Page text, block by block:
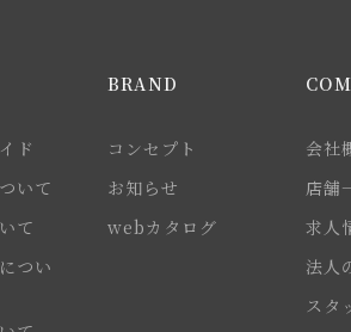
ド
いて
て
つい
BRAND
コンセプト
お知らせ
webカタログ
会社
店舗
求人
法人
スタ